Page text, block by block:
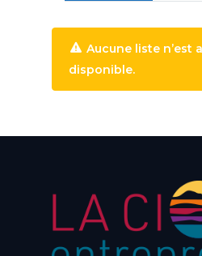
Aucune liste n’est
disponible.